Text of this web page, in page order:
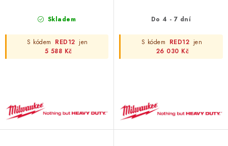
Skladem
S kódem RED12 jen
5 588 Kč
Do 4 - 7 dní
S kódem RED12 jen
26 030 Kč